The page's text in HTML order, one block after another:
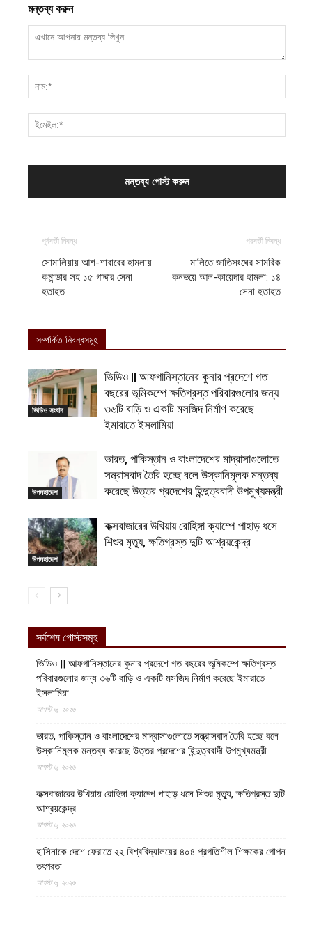
মন্তব্য করুন
পূর্ববর্তী নিবন্ধ
সোমালিয়ায় আশ-শাবাবের হামলায়
কমান্ডার সহ ১৫ গাদ্দার সেনা
হতাহত
পরবর্তী নিবন্ধ
মালিতে জাতিসংঘের সামরিক
কনভয়ে আল-কায়েদার হামলা: ১৪
সেনা হতাহত
সম্পর্কিত নিবন্ধসমূহ
ভিডিও সংবাদ
ভিডিও || আফগানিস্তানের কুনার প্রদেশে গত
বছরের ভূমিকম্পে ক্ষতিগ্রস্ত পরিবারগুলোর জন্য
৩৬টি বাড়ি ও একটি মসজিদ নির্মাণ করেছে
ইমারাতে ইসলামিয়া
উপমহাদেশ
ভারত, পাকিস্তান ও বাংলাদেশের মাদ্রাসাগুলোতে
সন্ত্রাসবাদ তৈরি হচ্ছে বলে উস্কানিমূলক মন্তব্য
করেছে উত্তর প্রদেশের হিন্দুত্ববাদী উপমুখ্যমন্ত্রী
উপমহাদেশ
কক্সবাজারের উখিয়ায় রোহিঙ্গা ক্যাম্পে পাহাড় ধসে
শিশুর মৃত্যু, ক্ষতিগ্রস্ত দুটি আশ্রয়কেন্দ্র
সর্বশেষ পোস্টসমূহ
ভিডিও || আফগানিস্তানের কুনার প্রদেশে গত বছরের ভূমিকম্পে ক্ষতিগ্রস্ত
পরিবারগুলোর জন্য ৩৬টি বাড়ি ও একটি মসজিদ নির্মাণ করেছে ইমারাতে
ইসলামিয়া
আগস্ট ৬, ২০২৬
ভারত, পাকিস্তান ও বাংলাদেশের মাদ্রাসাগুলোতে সন্ত্রাসবাদ তৈরি হচ্ছে বলে
উস্কানিমূলক মন্তব্য করেছে উত্তর প্রদেশের হিন্দুত্ববাদী উপমুখ্যমন্ত্রী
আগস্ট ৬, ২০২৬
কক্সবাজারের উখিয়ায় রোহিঙ্গা ক্যাম্পে পাহাড় ধসে শিশুর মৃত্যু, ক্ষতিগ্রস্ত দুটি
আশ্রয়কেন্দ্র
আগস্ট ৬, ২০২৬
হাসিনাকে দেশে ফেরাতে ২২ বিশ্ববিদ্যালয়ের ৪০৪ প্রগতিশীল শিক্ষকের গোপন
তৎপরতা
আগস্ট ৬, ২০২৬